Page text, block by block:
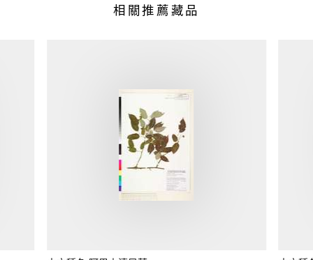
相關推薦藏品